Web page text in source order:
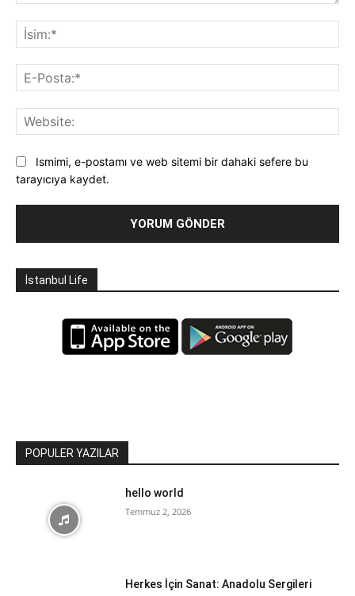
Ismimi, e-postamı ve web sitemi bir dahaki sefere bu
tarayıcıya kaydet.
İstanbul Life
POPULER YAZILAR
hello world
Temmuz 2, 2026
Herkes İçin Sanat: Anadolu Sergileri